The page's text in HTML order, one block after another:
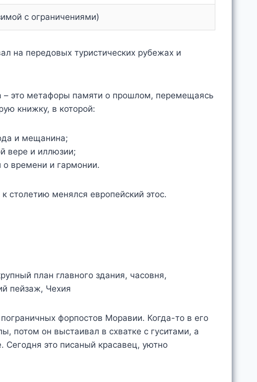
с ограничениями)
на передовых туристических рубежах и
это метафоры памяти о прошлом, перемещаясь
книжку, в которой:
и мещанина;
вере и иллюзии;
о времени и гармонии.
столетию менялся европейский этос.
форпостов Моравии. Когда-то в его
потом он выстаивал в схватке с гуситами, а
Сегодня это писаный красавец, уютно